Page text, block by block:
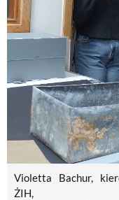
Violetta Bachur,
ŻIH,